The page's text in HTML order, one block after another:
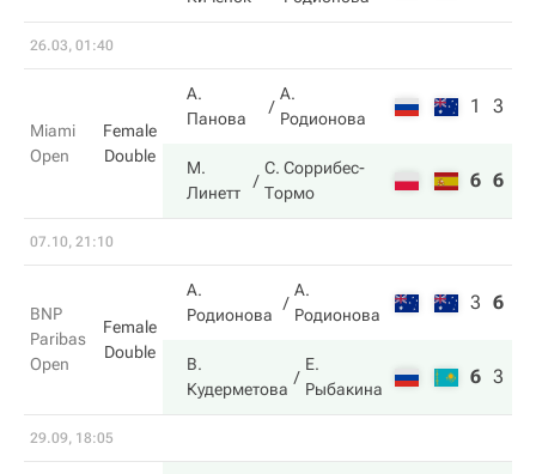
26.03, 01:40
Miami
Open
Female
Double
А.
Панова
А.
Родионова
1 3
М.
Линетт
С. Соррибес-
Тормо
6 6
07.10, 21:10
BNP
Paribas
Open
Female
Double
А.
Родионова
А.
Родионова
3 6
В.
Кудерметова
Е.
Рыбакина
6 3
29.09, 18:05